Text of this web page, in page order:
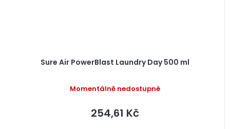
Sure Air PowerBlast Laundry Day 500 ml
Momentálně nedostupné
254,61 Kč